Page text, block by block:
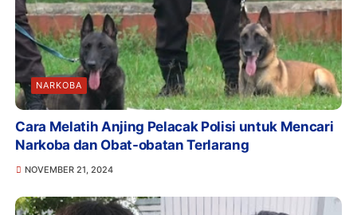
NARKOBA
Cara Melatih Anjing Pelacak Polisi untuk Mencari
Narkoba dan Obat-obatan Terlarang
NOVEMBER 21, 2024